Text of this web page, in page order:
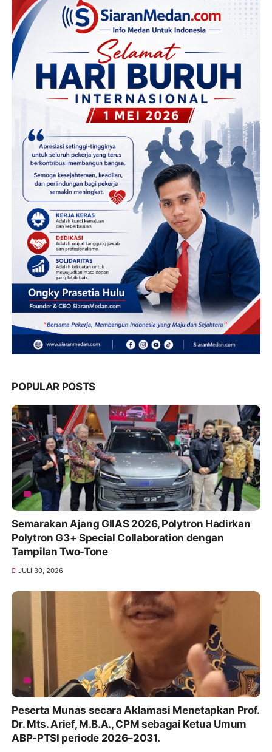
POPULAR POSTS
Semarakan Ajang GIIAS 2026, Polytron Hadirkan
Polytron G3+ Special Collaboration dengan
Tampilan Two-Tone
JULI 30, 2026
Peserta Munas secara Aklamasi Menetapkan Prof.
Dr. Mts. Arief, M.B.A., CPM sebagai Ketua Umum
ABP-PTSI periode 2026–2031.